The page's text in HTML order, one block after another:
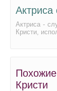
Актриса
Актриса -
Кристи,
Кристи